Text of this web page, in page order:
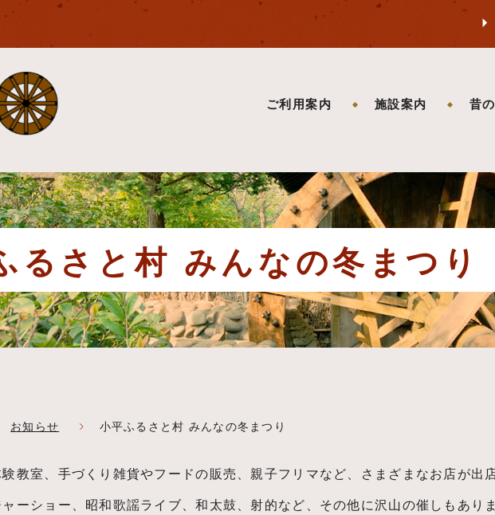
ご利用案内 施設案内 昔
るさと村 みんなの冬まつり
お知らせ 小平ふるさと村 みんなの冬まつり
教室、手づくり雑貨やフードの販売、親子フリマなど、さまざまなお店が出
ャーショー、昭和歌謡ライブ、和太鼓、射的など、その他に沢山の催しもあり